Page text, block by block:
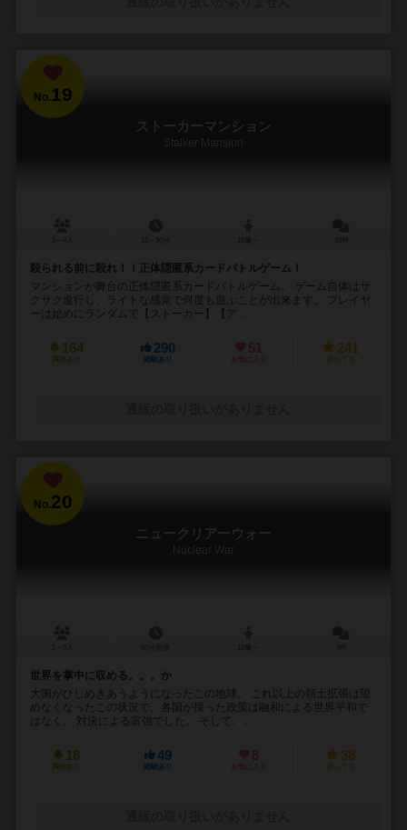
No.19
ストーカーマンション
Stalker Mansion
殺られる前に殺れ！！正体隠匿系カードバトルゲーム！
マンションが舞台の正体隠匿系カードバトルゲーム。 ゲーム自体はサ
クサク進行し、ライトな感覚で何度も遊ぶことが出来ます。 プレイヤ
ーは始めにランダムで【ストーカー】【ア...
164
興味あり
290
経験あり
51
お気に入り
241
持ってる
No.20
ニュークリアーウォー
Nuclear War
世界を掌中に収める。。。か
大国がひしめきあうようになったこの地球。 これ以上の領土拡張は望
めなくなったこの状況で、各国が採った政策は融和による世界平和で
はなく、 対決による富強でした。 そして、...
18
興味あり
49
経験あり
8
お気に入り
38
持ってる